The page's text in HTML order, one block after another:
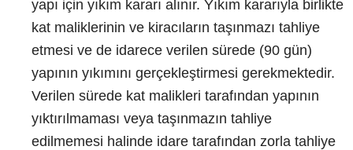
yapı için yıkım kararı alınır. Yıkım kararıyla birlikte
kat maliklerinin ve kiracıların taşınmazı tahliye
etmesi ve de idarece verilen sürede (90 gün)
yapının yıkımını gerçekleştirmesi gerekmektedir.
Verilen sürede kat malikleri tarafından yapının
yıktırılmaması veya taşınmazın tahliye
edilmemesi halinde idare tarafından zorla tahliye